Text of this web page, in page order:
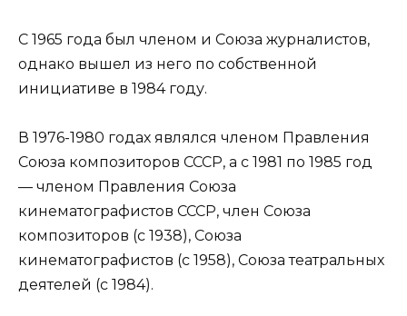
С 1965 года был членом и Союза журналистов,
однако вышел из него по собственной
инициативе в 1984 году.
В 1976-1980 годах являлся членом Правления
Союза композиторов СССР, а с 1981 по 1985 год
— членом Правления Союза
кинематографистов СССР, член Союза
композиторов (с 1938), Союза
кинематографистов (с 1958), Союза театральных
деятелей (с 1984).